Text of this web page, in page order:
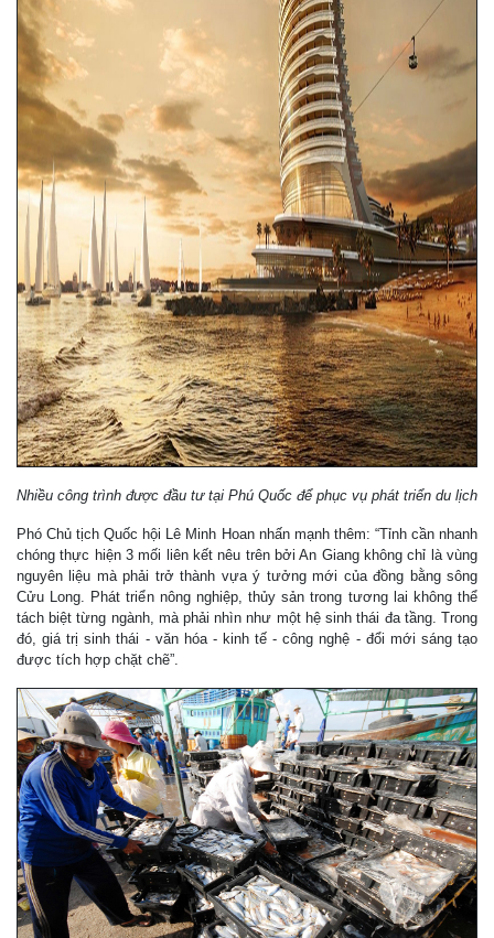
Nhiều công trình được đầu tư tại Phú Quốc để phục vụ phát triển du lịch
Phó Chủ tịch Quốc hội Lê Minh Hoan nhấn mạnh thêm: “Tỉnh cần nhanh
chóng thực hiện 3 mối liên kết nêu trên bởi An Giang không chỉ là vùng
nguyên liệu mà phải trở thành vựa ý tưởng mới của đồng bằng sông
Cửu Long. Phát triển nông nghiệp, thủy sản trong tương lai không thể
tách biệt từng ngành, mà phải nhìn như một hệ sinh thái đa tầng. Trong
đó, giá trị sinh thái - văn hóa - kinh tế - công nghệ - đổi mới sáng tạo
được tích hợp chặt chẽ”.